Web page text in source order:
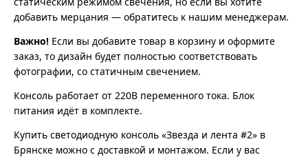
добавить мерцания — обратитесь к нашим менеджерам.
Важно! Если вы добавите товар в корзину и оформите
заказ, то дизайн будет полностью соответствовать
фотографии, со статичным свечением.
Консоль работает от 220В переменного тока. Блок
питания идёт в комплекте.
Купить светодиодную консоль «Звезда и лента #2» в
Брянске можно с доставкой и монтажом. Если у вас